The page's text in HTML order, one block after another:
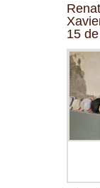
15